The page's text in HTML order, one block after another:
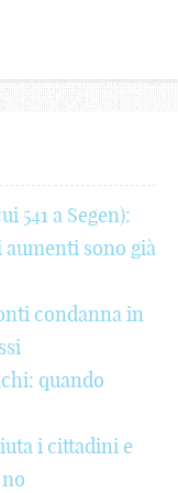
541 a Segen):
sono già
condanna in
quando
i cittadini e